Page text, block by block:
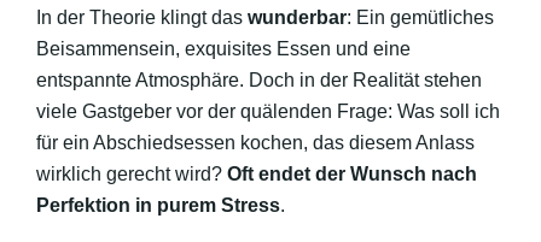
In der Theorie klingt das wunderbar: Ein gemütliches
Beisammensein, exquisites Essen und eine
entspannte Atmosphäre. Doch in der Realität stehen
viele Gastgeber vor der quälenden Frage: Was soll ich
für ein Abschiedsessen kochen, das diesem Anlass
wirklich gerecht wird? Oft endet der Wunsch nach
Perfektion in purem Stress.